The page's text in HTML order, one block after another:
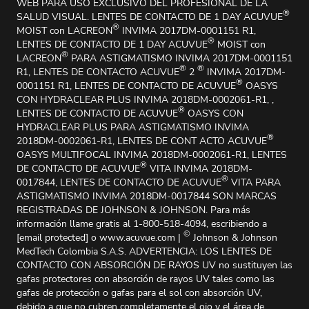
WEB PARA USO EXCLUSIVO DEL PROFESIONAL DE LA
SALUD VISUAL. LENTES DE CONTACTO DE 1 DAY ACUVUE®
MOIST con LACREON® INVIMA 2017DM-0001151 R1,
LENTES DE CONTACTO DE 1 DAY ACUVUE® MOIST con
LACREON® PARA ASTIGMATISMO INVIMA 2017DM-0001151
R1, LENTES DE CONTACTO ACUVUE® 2 ® INVIMA 2017DM-
0001151 R1, LENTES DE CONTACTO DE ACUVUE® OASYS
CON HYDRACLEAR PLUS INVIMA 2018DM-0002061-R1, ,
LENTES DE CONTACTO DE ACUVUE® OASYS CON
HYDRACLEAR PLUS PARA ASTIGMATISMO INVIMA
2018DM-0002061-R1, LENTES DE CONT ACTO ACUVUE®
OASYS MULTIFOCAL INVIMA 2018DM-0002061-R1, LENTES
DE CONTACTO DE ACUVUE® VITA INVIMA 2018DM-
0017844, LENTES DE CONTACTO DE ACUVUE® VITA PARA
ASTIGMATISMO INVIMA 2018DM-0017844 SON MARCAS
REGISTRADAS DE JOHNSON & JOHNSON. Para más
información llame gratis al 1-800-518-4094, escribiendo a
[email protected] o www.acuvue.com | © Johnson & Johnson
MedTech Colombia S.A.S. ADVERTENCIA: LOS LENTES DE
CONTACTO CON ABSORCIÓN DE RAYOS UV no sustituyen las
gafas protectores con absorción de rayos UV tales como las
gafas de protección o gafas para el sol con absorción UV,